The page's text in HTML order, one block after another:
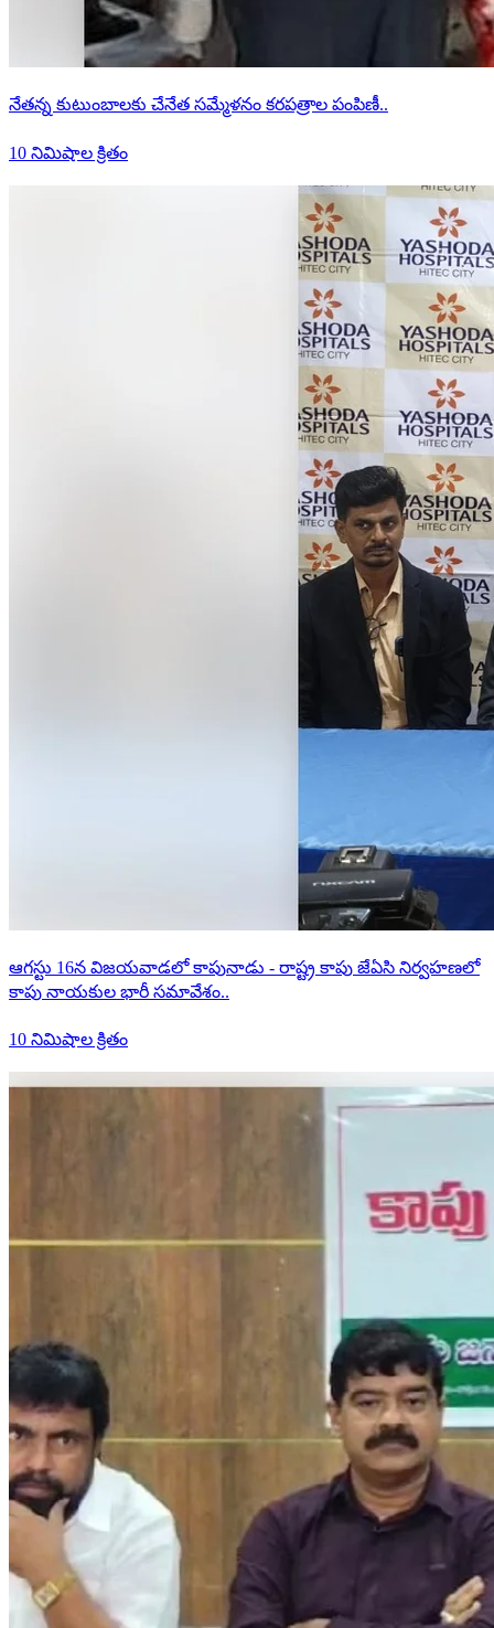
నేతన్న కుటుంబాలకు చేనేత సమ్మేళనం కరపత్రాల పంపిణీ..
ఆగస్టు 16న విజయవాడలో కాపునాడు - రాష్ట్ర కాపు జేఏసి నిర్వహణలో
కాపు నాయకుల భారీ సమావేశం..
10 నిమిషాల క్రితం